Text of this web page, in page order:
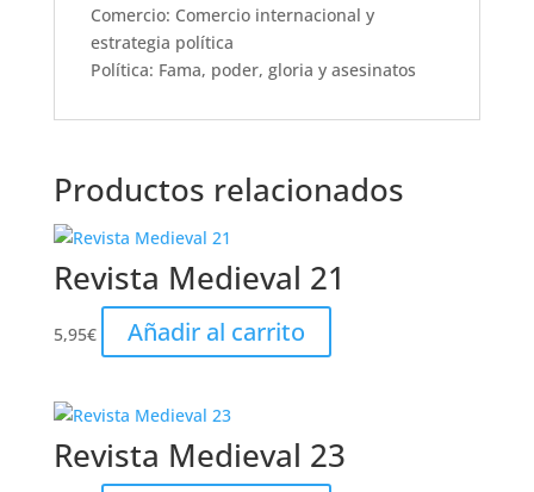
Comercio: Comercio internacional y
estrategia política
Política: Fama, poder, gloria y asesinatos
Productos relacionados
Revista Medieval 21
5,95€ Añadir al carrito
Revista Medieval 23